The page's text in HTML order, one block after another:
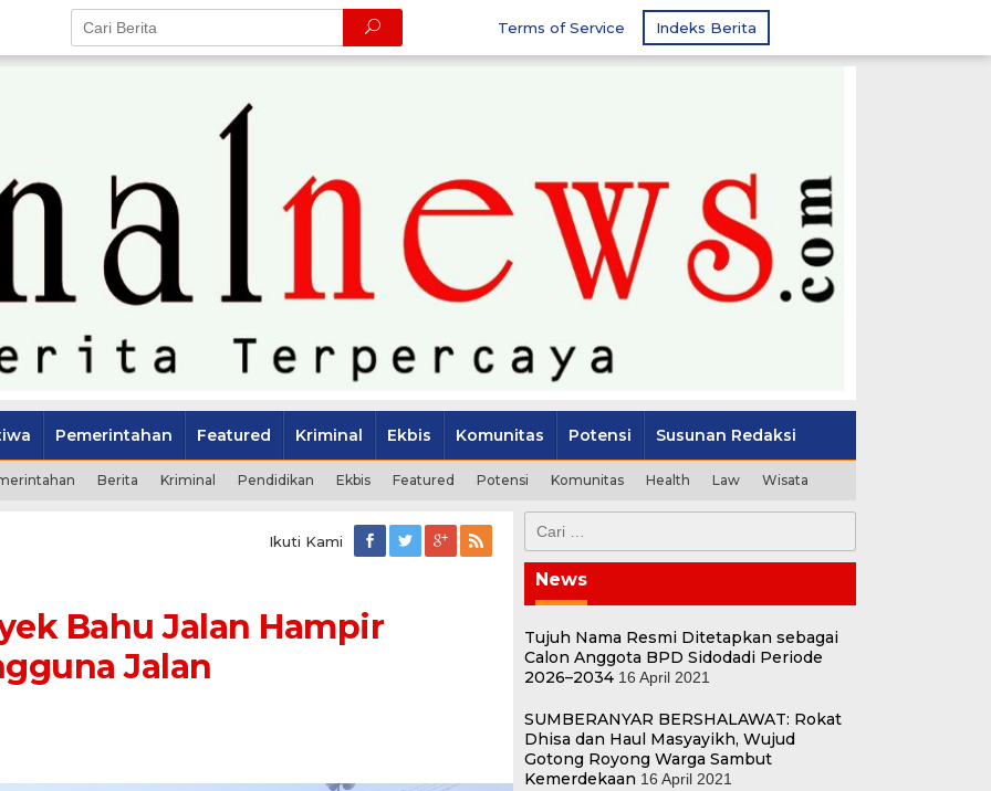
Terms of Service Indeks Berita
Pemerintahan Featured Kriminal Ekbis Komunitas Potensi Susunan Redaksi
Berita Kriminal Pendidikan Ekbis Featured Potensi Komunitas Health Law Wisata
Ikuti Kami
Bahu Jalan Hampir
Jalan
untuk:
News
Tujuh Nama Resmi Ditetapkan sebagai
Calon Anggota BPD Sidodadi Periode
2026–2034 16 April 2021
SUMBERANYAR BERSHALAWAT: Rokat
Dhisa dan Haul Masyayikh, Wujud
Gotong Royong Warga Sambut
Kemerdekaan 16 April 2021